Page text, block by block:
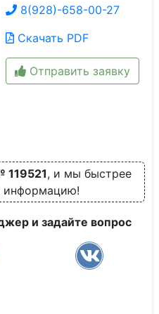
8(928)-658-00-27
Скачать PDF
Отправить заявку
119521, и мы быстрее
информацию!
и задайте вопрос